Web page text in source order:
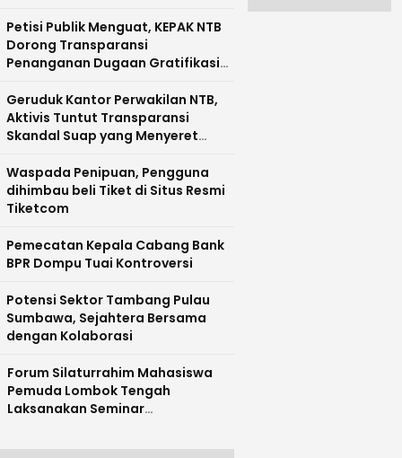
Petisi Publik Menguat, KEPAK NTB
Dorong Transparansi
Penanganan Dugaan Gratifikasi
Geruduk Kantor Perwakilan NTB,
Aktivis Tuntut Transparansi
Skandal Suap yang Menyeret
Waspada Penipuan, Pengguna
dihimbau beli Tiket di Situs Resmi
Tiketcom
Pemecatan Kepala Cabang Bank
BPR Dompu Tuai Kontroversi
Potensi Sektor Tambang Pulau
Sumbawa, Sejahtera Bersama
dengan Kolaborasi
Forum Silaturrahim Mahasiswa
Pemuda Lombok Tengah
Laksanakan Seminar